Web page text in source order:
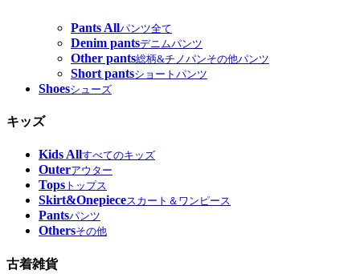
Pants Allパンツ全て
Denim pantsデニムパンツ
Other pants総柄&チノパンその他パンツ
Short pantsショートパンツ
Shoesシューズ
キッズ
Kids Allすべてのキッズ
Outerアウター
Tops トップス
Skirt&Onepieceスカート＆ワンピース
Pantsパンツ
Othersその他
古着雑貨